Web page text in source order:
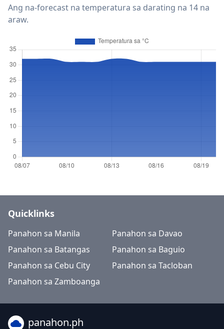
Ang na-forecast na temperatura sa darating na 14 na
araw.
Quicklinks
Panahon sa Manila
Panahon sa Davao
Panahon sa Batangas
Panahon sa Baguio
Panahon sa Cebu City
Panahon sa Tacloban
Panahon sa Zamboanga
panahon.ph